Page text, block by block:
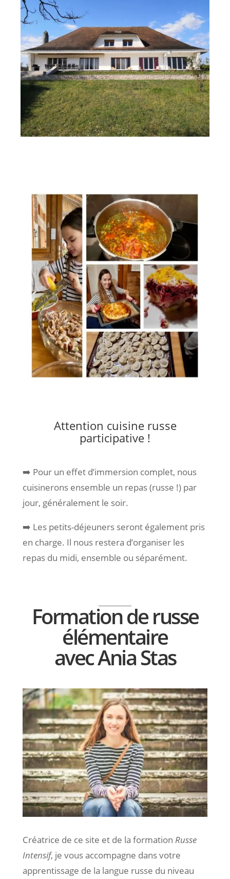
Attention cuisine russe
participative !
➡️ Pour un effet d’immersion complet, nous
cuisinerons ensemble un repas (russe !) par
jour, généralement le soir.
➡️ Les petits-déjeuners seront également pris
en charge. Il nous restera d’organiser les
repas du midi, ensemble ou séparément.
Formation de russe
élémentaire
avec Ania Stas
Créatrice de ce site et de la formation Russe
Intensif, je vous accompagne dans votre
apprentissage de la langue russe du niveau